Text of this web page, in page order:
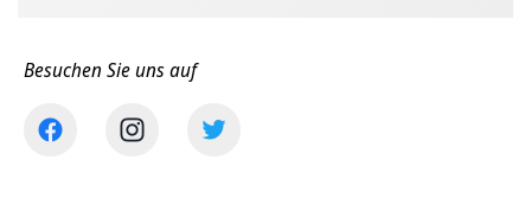
Besuchen Sie uns auf